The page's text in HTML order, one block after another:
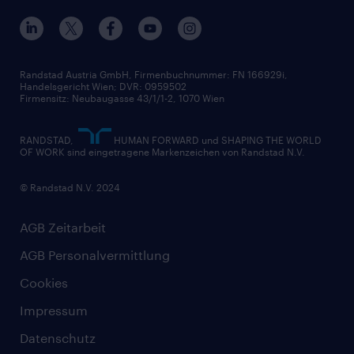
Unsere Historie
Nutzungsbestimmungen
Widerrufsformular
AGB Zeitarbeit
AGB Personalvermittlung
Cookies
Impressum
Datenschutz
Randstad Austria GmbH, Firmenbuchnummer: FN 166929i,
Handelsgericht Wien; DVR: 0959502
Firmensitz: Neubaugasse 43/1/1-2, 1070 Wien
RANDSTAD,
HUMAN FORWARD und SHAPING THE WORLD
OF WORK sind eingetragene Markenzeichen von Randstad N.V.
© Randstad N.V. 2024